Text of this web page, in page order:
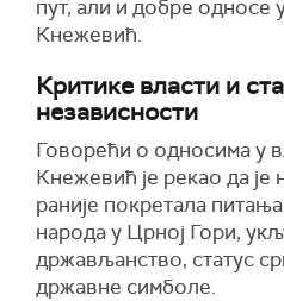
пут, али и добре односе
Кнежевић.
Критике власти и
независности
Говорећи о односима у
Кнежевић је рекао да је
раније покретала
народа у Црној Гори,
држављанство, статус
државне симболе.